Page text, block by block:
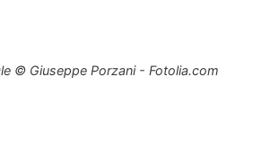
© Giuseppe Porzani - Fotolia.com